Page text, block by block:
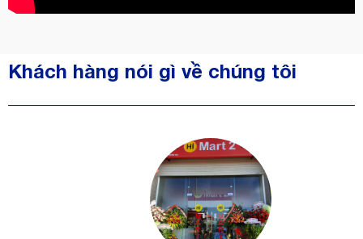
Khách hàng nói gì về chúng tôi